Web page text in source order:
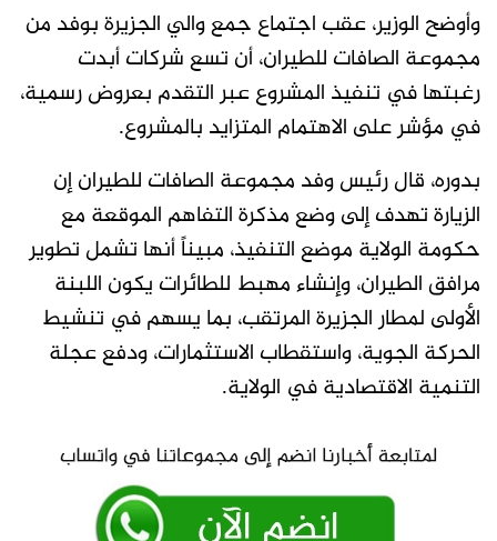
وأوضح الوزير، عقب اجتماع جمع والي الجزيرة بوفد من
مجموعة الصافات للطيران، أن تسع شركات أبدت
رغبتها في تنفيذ المشروع عبر التقدم بعروض رسمية،
في مؤشر على الاهتمام المتزايد بالمشروع.
بدوره، قال رئيس وفد مجموعة الصافات للطيران إن
الزيارة تهدف إلى وضع مذكرة التفاهم الموقعة مع
حكومة الولاية موضع التنفيذ، مبيناً أنها تشمل تطوير
مرافق الطيران، وإنشاء مهبط للطائرات يكون اللبنة
الأولى لمطار الجزيرة المرتقب، بما يسهم في تنشيط
الحركة الجوية، واستقطاب الاستثمارات، ودفع عجلة
التنمية الاقتصادية في الولاية.